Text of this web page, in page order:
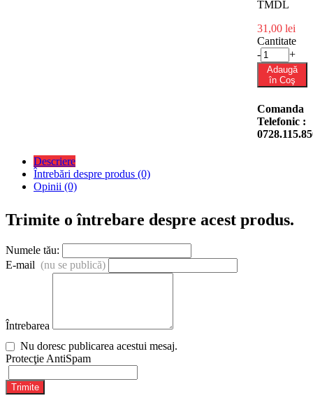
TMDL
31,00 lei
Cantitate
-
+
Adaugă
în Coş
Comanda
Telefonic :
Descriere
Întrebări despre produs (0)
Opinii (0)
Trimite o întrebare despre acest produs.
Numele tău:
E-mail (nu se publică)
Întrebarea
Nu doresc publicarea acestui mesaj.
Protecţie AntiSpam
Trimite